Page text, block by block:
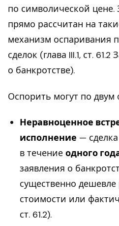
по символической цене.
прямо рассчитан на
механизм оспаривания
сделок (глава III.1, ст. 61.2
о банкротстве).
Оспорить могут по двум
Неравноценное
исполнение —
в течение одного
заявления о
существенно
стоимости или
ст. 61.2).